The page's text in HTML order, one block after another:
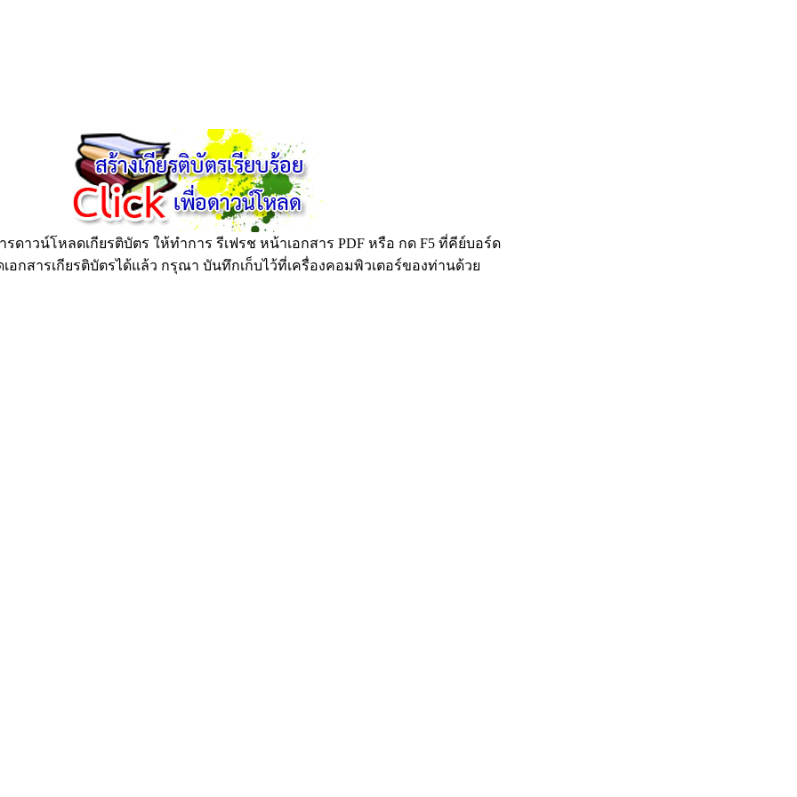
ดาวน์โหลดเกียรติบัตร ให้ทำการ รีเฟรช หน้าเอกสาร PDF หรือ กด F5 ที่คีย์บอร์ด
อกสารเกียรติบัตรได้แล้ว กรุณา บันทึกเก็บไว้ที่เครื่องคอมพิวเตอร์ของท่านด้วย